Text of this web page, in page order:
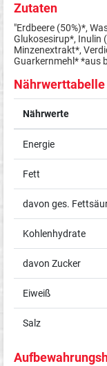
Zutaten
"Erdbeere (50%)*,
Glukosesirup*, Inulin
Minzenextrakt*,
Guarkernmehl* *aus
Nährwerttabelle
Nährwerte
Energie
Fett
davon ges.
Kohlenhydrate
davon Zucker
Eiweiß
Salz